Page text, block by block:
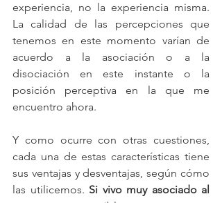
experiencia, no la experiencia misma.
La calidad de las percepciones que
tenemos en este momento varían de
acuerdo a la asociación o a la
disociación en este instante o la
posición perceptiva en la que me
encuentro ahora.
Y como ocurre con otras cuestiones,
cada una de estas características tiene
sus ventajas y desventajas, según cómo
las utilicemos. Si vivo muy asociado al